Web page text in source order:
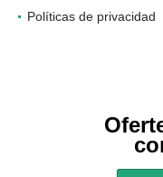
Políticas de privacidad